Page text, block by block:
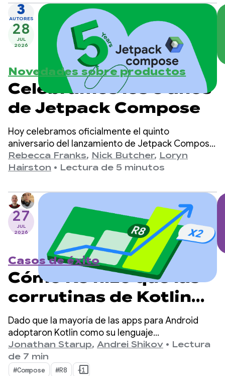
3
AUTORES
28
JUL
2026
Novedades sobre productos
Celebramos los 5 años
de Jetpack Compose
Hoy celebramos oficialmente el quinto
aniversario del lanzamiento de Jetpack Compose
1.0. Desde la versión 1.0, anunciada el 28 de julio
de 2021, hasta nuestra versión 1.11 más reciente,
significativamente a lo largo de los años, y nos
tomamos un momento para celebrarlo.
Rebecca Franks, Nick Butcher, Loryn
Hairston • Lectura de 5 minutos
27
JUL
2026
Casos de éxito
Cómo R8 hizo que las
corrutinas de Kotlin
en Android fueran 2
veces más rápidas
Dado que la mayoría de las apps para Android
adoptaron Kotlin como su lenguaje
principal, kotlinx.coroutines se convirtió en un
estándar de facto para la programación
asíncrona. La biblioteca ofrece una forma bien
Jonathan Starup, Andrei Shikov • Lectura
de 7 min
#Compose #R8 +1